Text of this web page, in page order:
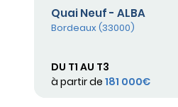
Quai Neuf - ALBA
Bordeaux (33000)
DU T1 AU T3
à partir de 181 000€